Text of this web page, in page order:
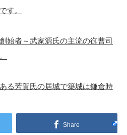
す。
始者～武家源氏の主流の御曹司
る芳賀氏の居城で築城は鎌倉時
Share